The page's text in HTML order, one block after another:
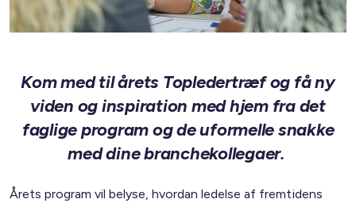
Kom med til årets Topledertræf og få ny
viden og inspiration med hjem fra det
faglige program og de uformelle snakke
med dine branchekollegaer.
Årets program vil belyse, hvordan ledelse af fremtidens